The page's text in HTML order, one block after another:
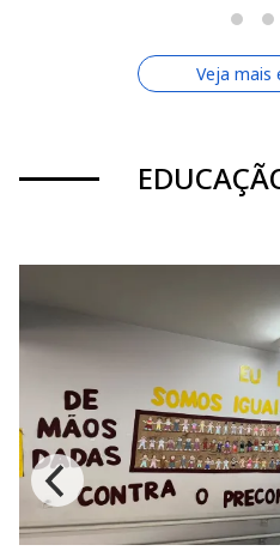
Veja mais